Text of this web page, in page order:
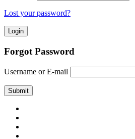
Lost your password?
Forgot Password
Username or E-mail